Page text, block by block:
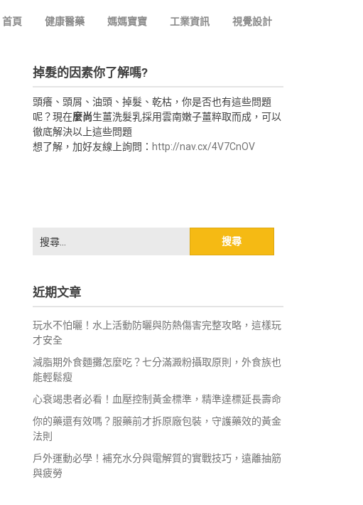
首頁 健康醫藥 媽媽寶寶 工業資訊 視覺設計
掉髮的因素你了解嗎?
頭癢、頭屑、油頭、掉髮、乾枯，你是否也有這些問題
呢？現在麼尚生薑洗髮乳採用雲南嫩子薑粹取而成，可以
徹底解決以上這些問題
想了解，加好友線上詢問： http://nav.cx/4V7CnOV
搜
尋
字:
近期文章
玩水不怕曬！水上活動防曬與防熱傷害完整攻略，這樣玩
才安全
減脂期外食麵攤怎麼吃？七分滿澱粉攝取原則，外食族也
能輕鬆瘦
心衰竭患者必看！血壓控制黃金標準，精準達標延長壽命
你的藥還有效嗎？服藥前才拆原廠包裝，守護藥效的黃金
法則
戶外運動必學！補充水分與電解質的實戰技巧，遠離抽筋
與疲勞